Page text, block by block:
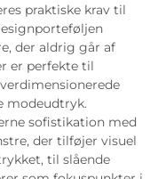
praktiske krav til
der aldrig går af
er perfekte til
modeudtryk.
sofistikation med
der tilføjer visuel
til slående